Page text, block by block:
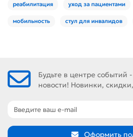
реабилитация уход за пациентами
мобильность стул для инвалидов
Будьте в центре
новости! Новинки,
Оформить